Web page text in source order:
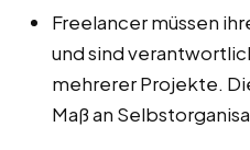
Freelancer müssen
und sind
mehrerer Projekte.
Maß an